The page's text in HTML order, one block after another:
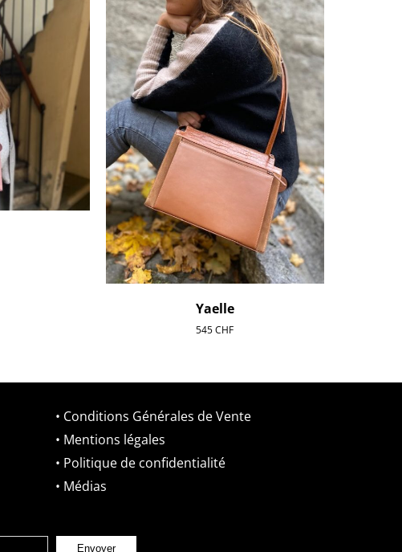
Yaelle
545CHF
• Conditions Générales de Vente
• Mentions légales
• Politique de confidentialité
• Médias
Envoyer